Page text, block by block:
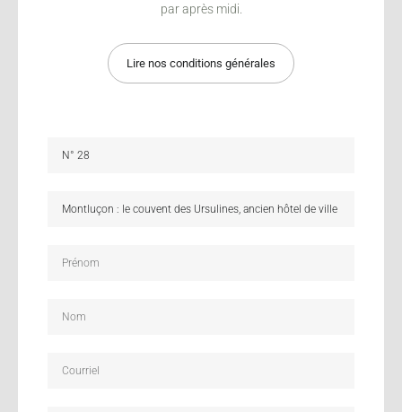
par après midi.
Lire nos conditions générales